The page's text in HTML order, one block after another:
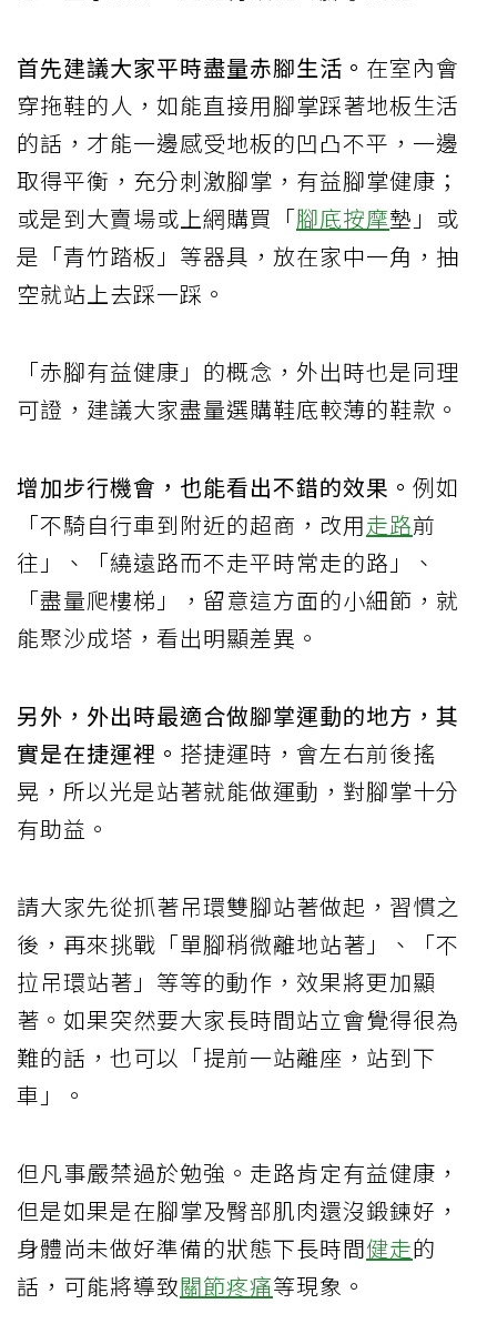
首先建議大家平時盡量赤腳生活。 在室內會
穿拖鞋的人，如能直接用腳掌踩著地板生活
的話，才能一邊感受地板的凹凸不平，一邊
取得平衡，充分刺激腳掌，有益腳掌健康；
或是到大賣場或上網購買「腳底按摩墊」或
是「青竹踏板」等器具，放在家中一角，抽
空就站上去踩一踩。
「赤腳有益健康」的概念，外出時也是同理
可證，建議大家盡量選購鞋底較薄的鞋款。
增加步行機會，也能看出不錯的效果。 例如
「不騎自行車到附近的超商，改用走路前
往」、「繞遠路而不走平時常走的路」、
「盡量爬樓梯」，留意這方面的小細節，就
能聚沙成塔，看出明顯差異。
另外，外出時最適合做腳掌運動的地方，其
實是在捷運裡。 搭捷運時，會左右前後搖
晃，所以光是站著就能做運動，對腳掌十分
有助益。
請大家先從抓著吊環雙腳站著做起，習慣之
後，再來挑戰「單腳稍微離地站著」、「不
拉吊環站著」等等的動作，效果將更加顯
著。如果突然要大家長時間站立會覺得很為
難的話，也可以「提前一站離座，站到下
車」。
但凡事嚴禁過於勉強。走路肯定有益健康，
但是如果是在腳掌及臀部肌肉還沒鍛鍊好，
身體尚未做好準備的狀態下長時間健走的
話，可能將導致關節疼痛等現象。